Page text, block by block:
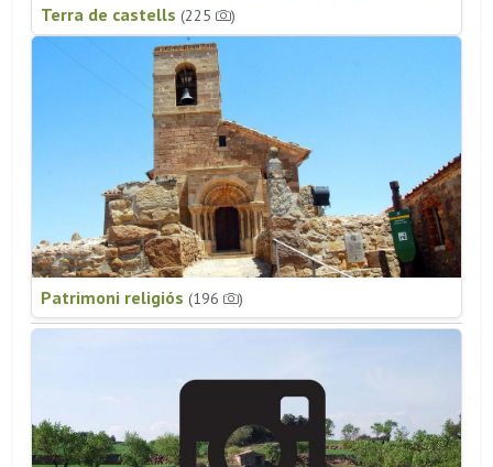
Terra de castells (225 )
Patrimoni religiós (196 )